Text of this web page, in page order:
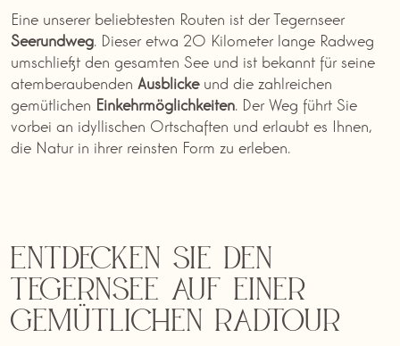
Eine unserer beliebtesten Routen ist der Tegernseer
Seerundweg. Dieser etwa 20 Kilometer lange Radweg
umschließt den gesamten See und ist bekannt für seine
atemberaubenden Ausblickeund die zahlreichen
gemütlichen Einkehrmöglichkeiten. Der Weg führt Sie
vorbei an idyllischen Ortschaften und erlaubt es Ihnen,
die Natur in ihrer reinsten Form zu erleben.
Entdecken Sie den
Tegernsee auf einer
gemütlichen Radtour